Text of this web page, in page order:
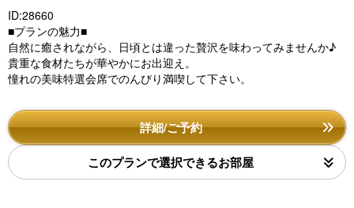
ID:28660
■プランの魅力■
自然に癒されながら、日頃とは違った贅沢を味わってみませんか♪
貴重な食材たちが華やかにお出迎え。
憧れの美味特選会席でのんびり満喫して下さい。
詳細/ご予約
このプランで選択できるお部屋